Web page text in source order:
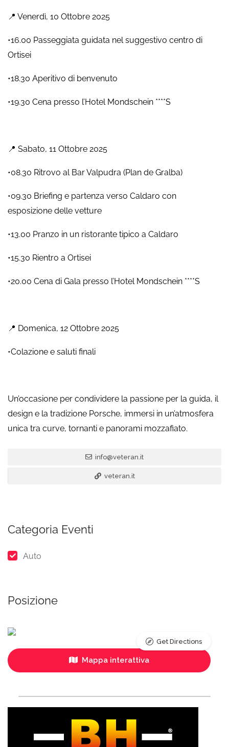
📍 Venerdì, 10 Ottobre 2025
•16.00 Passeggiata guidata nel suggestivo centro di
Ortisei
•18.30 Aperitivo di benvenuto
•19.30 Cena presso l’Hotel Mondschein ****S
📍 Sabato, 11 Ottobre 2025
•08.30 Ritrovo al Bar Valpudra (Plan de Gralba)
•09.30 Briefing e partenza verso Caldaro con
esposizione delle vetture
•13.00 Pranzo in un ristorante tipico a Caldaro
•15.30 Rientro a Ortisei
•20.00 Cena di Gala presso l’Hotel Mondschein ****S
📍 Domenica, 12 Ottobre 2025
•Colazione e saluti finali
Un’occasione per condividere la passione per la guida, il
design e la tradizione Porsche, immersi in un’atmosfera
unica tra curve, tornanti e panorami mozzafiato.
info@veteran.it
veteran.it
Categoria Eventi
Auto
Posizione
Mappa interattiva
Get Directions